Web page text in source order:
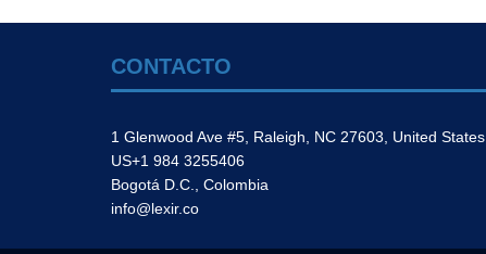
CONTACTO
1 Glenwood Ave #5, Raleigh, NC 27603, United States
US+1 984 3255406
Bogotá D.C., Colombia
info@lexir.co